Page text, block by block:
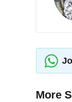
More